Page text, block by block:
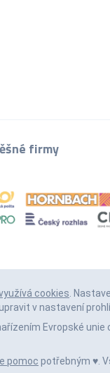
firmy
cookies.
v nastavení
Evropské unie
pomoc potřebným ♥️.